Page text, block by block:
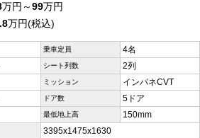
万円～99万円
万円(税込)
乗車定員 4名
シート列数 2列
ミッション インパネCVT
ドア数 5ドア
最低地上高 150mm
3395x1475x1630